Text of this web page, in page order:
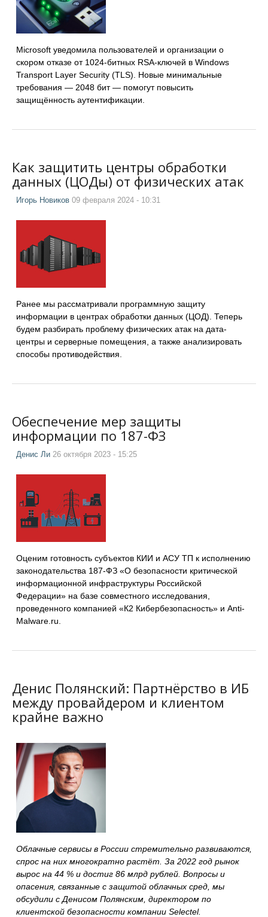
Microsoft уведомила пользователей и организации о
скором отказе от 1024-битных RSA-ключей в Windows
Transport Layer Security (TLS). Новые минимальные
требования — 2048 бит — помогут повысить
защищённость аутентификации.
Как защитить центры обработки
данных (ЦОДы) от физических атак
Игорь Новиков 09 февраля 2024 - 10:31
Ранее мы рассматривали программную защиту
информации в центрах обработки данных (ЦОД). Теперь
будем разбирать проблему физических атак на дата-
центры и серверные помещения, а также анализировать
способы противодействия.
Обеспечение мер защиты
информации по 187-ФЗ
Денис Ли 26 октября 2023 - 15:25
Оценим готовность субъектов КИИ и АСУ ТП к исполнению
законодательства 187-ФЗ «О безопасности критической
информационной инфраструктуры Российской
Федерации» на базе совместного исследования,
проведенного компанией «К2 Кибербезопасность» и Anti-
Malware.ru.
Денис Полянский: Партнёрство в ИБ
между провайдером и клиентом
крайне важно
Облачные сервисы в России стремительно развиваются,
спрос на них многократно растёт. За 2022 год рынок
вырос на 44 % и достиг 86 млрд рублей. Вопросы и
опасения, связанные с защитой облачных сред, мы
обсудили с Денисом Полянским, директором по
клиентской безопасности компании Selectel.